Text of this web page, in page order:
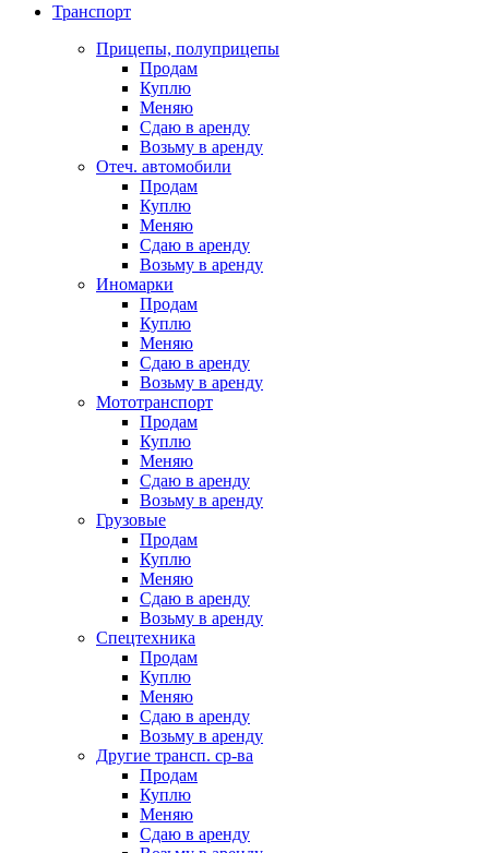
Транспорт
Прицепы, полуприцепы
Продам
Куплю
Меняю
Сдаю в аренду
Возьму в аренду
Отеч. автомобили
Продам
Куплю
Меняю
Сдаю в аренду
Возьму в аренду
Иномарки
Продам
Куплю
Меняю
Сдаю в аренду
Возьму в аренду
Мототранспорт
Продам
Куплю
Меняю
Сдаю в аренду
Возьму в аренду
Грузовые
Продам
Куплю
Меняю
Сдаю в аренду
Возьму в аренду
Спецтехника
Продам
Куплю
Меняю
Сдаю в аренду
Возьму в аренду
Другие трансп. ср-ва
Продам
Куплю
Меняю
Сдаю в аренду